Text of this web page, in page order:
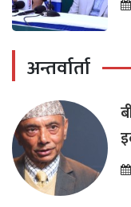
अन्तर्वार्ता